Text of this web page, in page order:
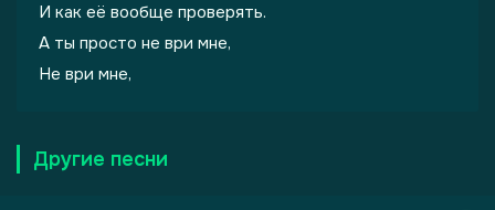
И как её вообще проверять.
А ты просто не ври мне,
Не ври мне,
Другие песни